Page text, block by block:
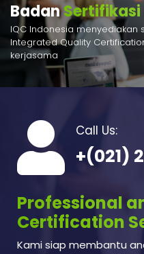
BadanSertifikasi
IQC Indonesia menyediakan
Integrated Quality
kerjasama
Call Us:
+(021)
Professional
Certification
Kami siap membantu